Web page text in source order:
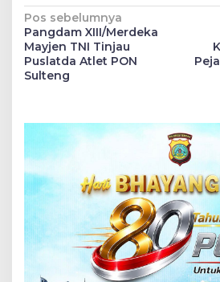
Navigasi
pos
Pos sebelumnya
Pangdam XIII/Merdeka
Mayjen TNI Tinjau
Puslatda Atlet PON
Sulteng